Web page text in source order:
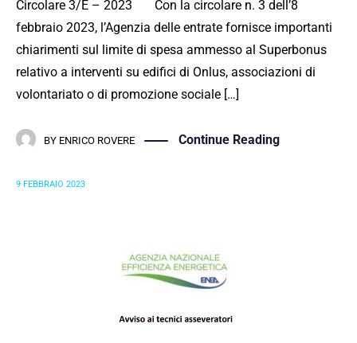
Circolare 3/E – 2023 Con la circolare n. 3 dell’8
febbraio 2023, l’Agenzia delle entrate fornisce importanti
chiarimenti sul limite di spesa ammesso al Superbonus
relativo a interventi su edifici di Onlus, associazioni di
volontariato o di promozione sociale […]
BY ENRICO ROVERE Continue Reading
9 FEBBRAIO 2023